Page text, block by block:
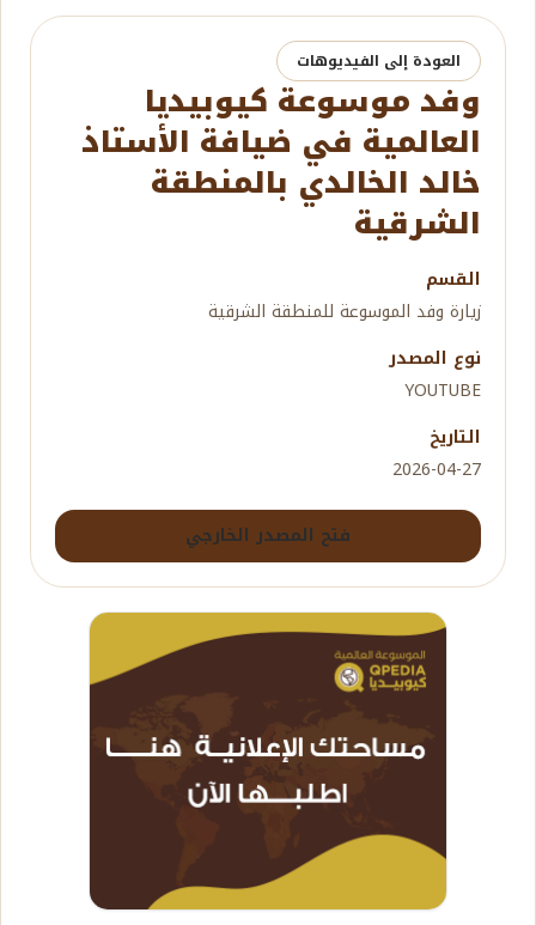
العودة إلى الفيديوهات
وفد موسوعة كيوبيديا
العالمية في ضيافة الأستاذ
خالد الخالدي بالمنطقة
الشرقية
القسم
زيارة وفد الموسوعة للمنطقة الشرقية
نوع المصدر
YOUTUBE
التاريخ
2026-04-27
فتح المصدر الخارجي